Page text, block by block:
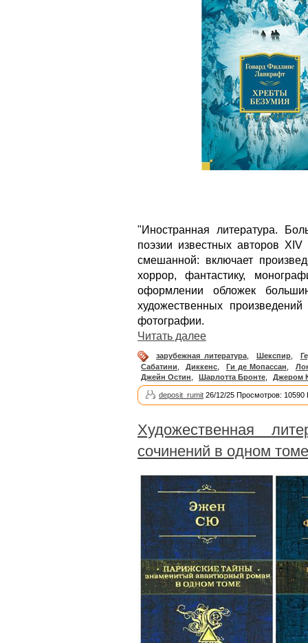
"Иностранная литература.
поэзии известных авторов
смешанной: включает
хоррор, фантастику,
оформлении обложек
художественных
фотографии.
Читать далее
зарубежная литература, Шекспир,
Сабатини
Диккенс Ги де Мопассан
Джейн Остин
Шарлотта Бронте Джером
deposit_rumit 26/12/25 Просмотров: 10590
Художественная
сочинений в одном